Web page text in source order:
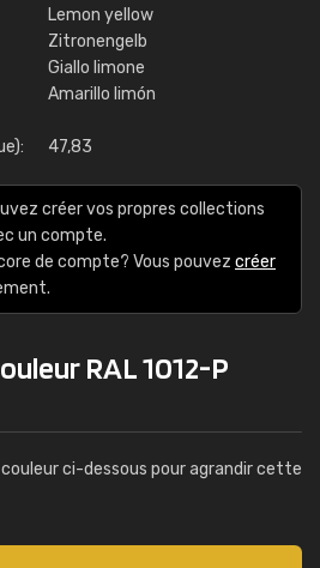
Lemon yellow
Zitronengelb
Giallo limone
Amarillo limón
47,83
créer vos propres collections
un compte.
de compte? Vous pouvez créer
RAL 1012-P
ci-dessous pour agrandir cette